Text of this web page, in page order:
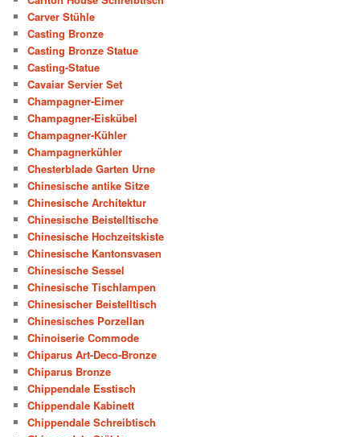
Carver Stühle
Casting Bronze
Casting Bronze Statue
Casting-Statue
Cavaiar Servier Set
Champagner-Eimer
Champagner-Eiskübel
Champagner-Kühler
Champagnerkühler
Chesterblade Garten Urne
Chinesische antike Sitze
Chinesische Architektur
Chinesische Beistelltische
Chinesische Hochzeitskiste
Chinesische Kantonsvasen
Chinesische Sessel
Chinesische Tischlampen
Chinesischer Beistelltisch
Chinesisches Porzellan
Chinoiserie Commode
Chiparus Art-Deco-Bronze
Chiparus Bronze
Chippendale Esstisch
Chippendale Kabinett
Chippendale Schreibtisch